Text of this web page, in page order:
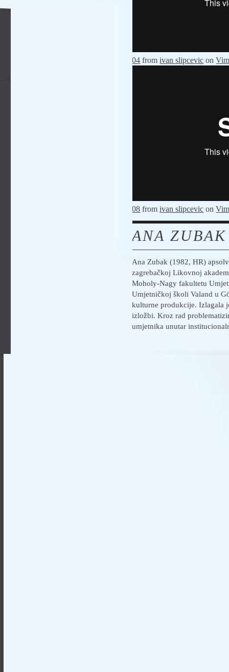
04 fromivan slipcevic on
08 fromivan slipcevic on
ANA ZUBAK
Ana Zubak (1982, HR)
zagrebačkoj Likovnoj
Moholy-Nagy fakultetu
Umjetničkoj školi Valand u
kulturne produkcije. Izlagala
izložbi. Kroz rad
umjetnika unutar